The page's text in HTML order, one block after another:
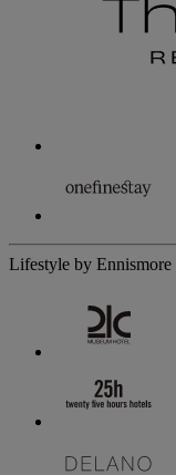
Lifestyle by Ennismore